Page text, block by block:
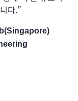
다.”